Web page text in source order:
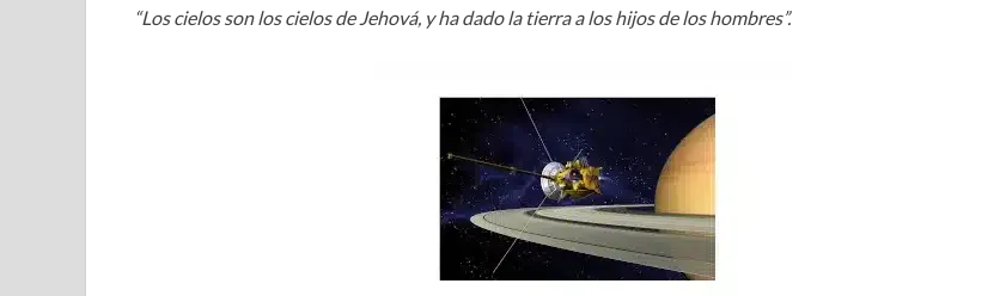
“Los cielos son los cielos de Jehová, y ha dado la tierra a los hijos de los hombres”.